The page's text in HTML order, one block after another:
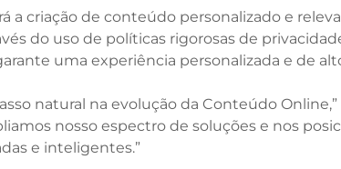
a criação de conteúdo personalizado e
do uso de políticas rigorosas de
uma experiência personalizada e de
natural na evolução da Conteúdo
nosso espectro de soluções e nos
e inteligentes.”